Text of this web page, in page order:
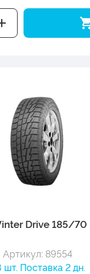
Drive 185/70
Артикул: 89554
шт. Поставка 2 дн.